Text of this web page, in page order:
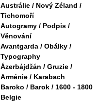
Austrálie / Nový Zéland /
Tichomoří
Autogramy / Podpis /
Věnování
Avantgarda / Obálky /
Typography
Ázerbájdžán / Gruzie /
Arménie / Karabach
Baroko / Barok / 1600 - 1800
Belgie